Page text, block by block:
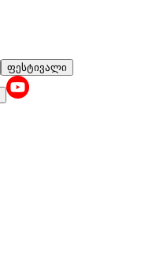
ფესტივალი